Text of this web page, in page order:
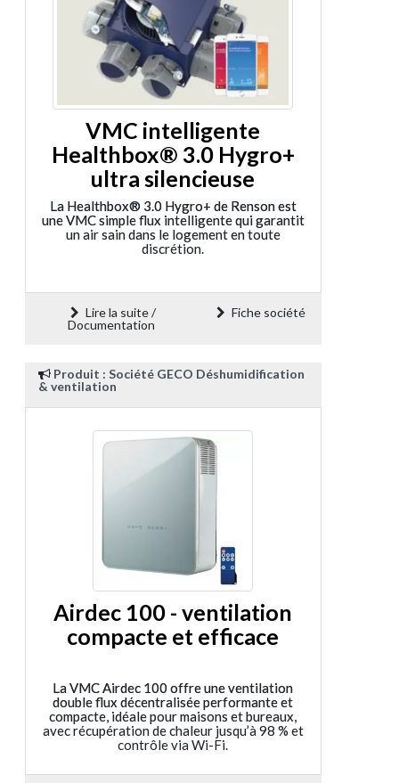
VMC intelligente
Healthbox® 3.0 Hygro+
ultra silencieuse
La Healthbox® 3.0 Hygro+ de Renson est
une VMC simple flux intelligente qui garantit
un air sain dans le logement en toute
discrétion.
Lire la suite /
Documentation
Fiche société
Produit : Société GECO Déshumidification
& ventilation
Airdec 100 - ventilation
compacte et efficace
La VMC Airdec 100 offre une ventilation
double flux décentralisée performante et
compacte, idéale pour maisons et bureaux,
avec récupération de chaleur jusqu’à 98 % et
contrôle via Wi-Fi.